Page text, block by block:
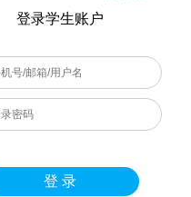
登录学生账户
登 录